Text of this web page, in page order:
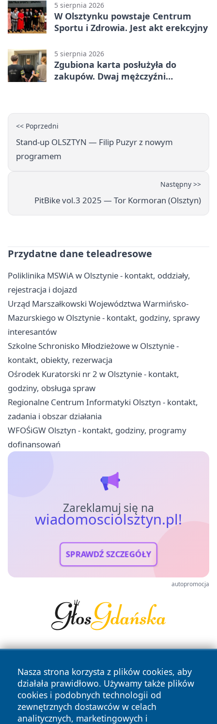
5 sierpnia 2026
W Olsztynku powstaje Centrum
Sportu i Zdrowia. Jest akt erekcyjny
5 sierpnia 2026
Zgubiona karta posłużyła do
zakupów. Dwaj mężczyźni
<< Poprzedni
Stand-up OLSZTYN — Filip Puzyr z nowym
programem
Następny >>
PitBike vol.3 2025 — Tor Kormoran (Olsztyn)
Przydatne dane teleadresowe
Poliklinika MSWiA w Olsztynie - kontakt, oddziały,
rejestracja i dojazd
Urząd Marszałkowski Województwa Warmińsko-
Mazurskiego w Olsztynie - kontakt, godziny, sprawy
interesantów
Szkolne Schronisko Młodzieżowe w Olsztynie -
kontakt, obiekty, rezerwacja
Ośrodek Kuratorski nr 2 w Olsztynie - kontakt,
godziny, obsługa spraw
Regionalne Centrum Informatyki Olsztyn - kontakt,
zadania i obszar działania
WFOŚiGW Olsztyn - kontakt, godziny, programy
dofinansowań
Zareklamuj się na
wiadomosciolsztyn.pl!
SPRAWDŹ SZCZEGÓŁY
autopromocja
Nasza strona korzysta z plików cookies, aby
działała prawidłowo. Używamy także plików
cookies i podobnych technologii od
zewnętrznych dostawców w celach
analitycznych, marketingowych i
Copyright © 2026 wiadomosciolsztyn.pl Wszystkie prawa
zastrzeżone.